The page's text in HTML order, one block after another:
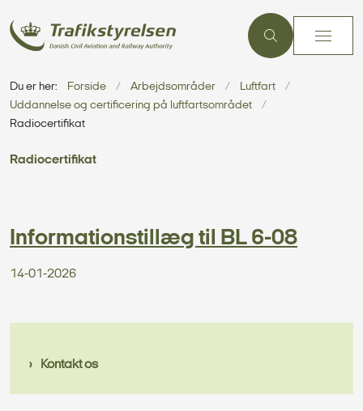
Du er her: Forside Arbejdsområder
Luftfart
Uddannelse og certificering på luftfartsområdet
Radiocertifikat
Radiocertifikat
Informationstillæg til BL 6-08
14-01-2026
Kontakt os